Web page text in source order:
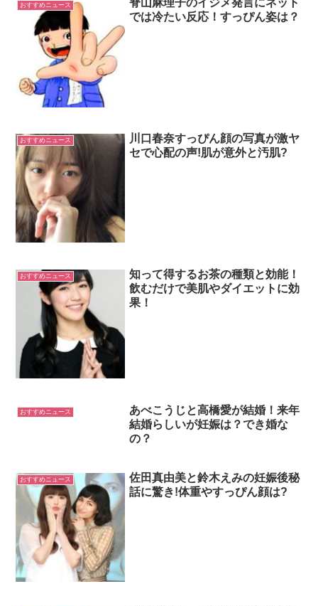
おすすめニュース
脊山麻理子のイジメ発言にネット
では冷たい反応！すっぴん姿は？
おすすめニュース
川口春奈すっぴん顔の写真が激ヤ
セで心配の声!肌が意外と汚肌?
おすすめニュース
知って得するお茶の種類と効能！
飲むだけで美肌やダイエットに効
果！
おすすめニュース
あべこうじと高橋愛が結婚！来年
結婚らしいが妊娠は？でき婚な
の？
おすすめニュース
佐田真由美と鈴木えみの妊娠後秘
話に驚き!体重やすっぴん顔は?